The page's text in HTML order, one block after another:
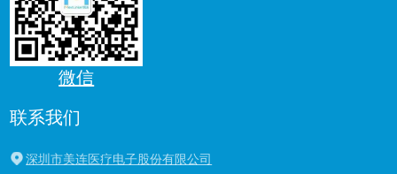
微信
联系我们
深圳市美连医疗电子股份有限公司